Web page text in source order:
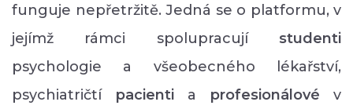
funguje nepřetržitě. Jedná se o platformu, v
jejímž rámci spolupracují studenti
psychologie a všeobecného lékařství,
psychiatričtí pacientia profesionálové v